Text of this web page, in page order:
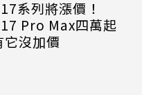
系列將漲價！
Pro Max四萬起
它沒加價